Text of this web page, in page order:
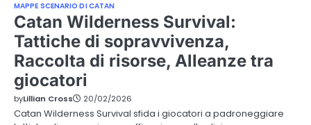
MAPPE SCENARIO DI CATAN
Catan Wilderness Survival:
Tattiche di sopravvivenza,
Raccolta di risorse, Alleanze tra
giocatori
byLillian Cross 20/02/2026
Catan Wilderness Survival sfida i giocatori a padroneggiare